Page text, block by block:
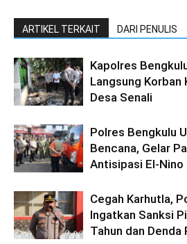
ARTIKEL TERKAIT DARI PENULIS
Kapolres
Langsung Korban
Desa Senali
Polres Bengkulu
Bencana, Gelar
Antisipasi El-Nino
Cegah Karhutla,
Ingatkan Sanksi
Tahun dan Denda